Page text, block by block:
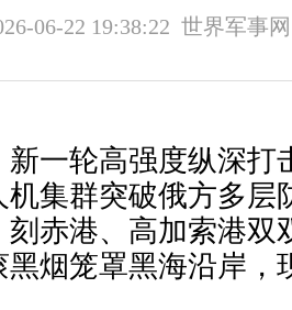
06-22 19:38:22 世界军事
一轮高强度纵深打
集群突破俄方多层
赤港、高加索港双
烟笼罩黑海沿岸，